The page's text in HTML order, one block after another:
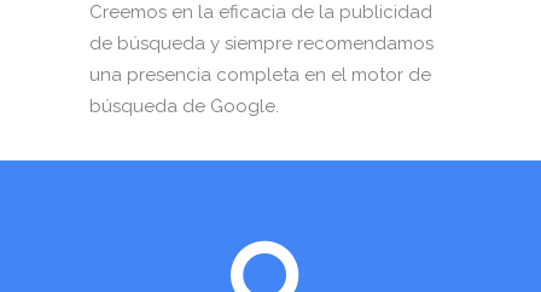
Creemos en la eficacia de la publicidad
de búsqueda y siempre recomendamos
una presencia completa en el motor de
búsqueda de Google.